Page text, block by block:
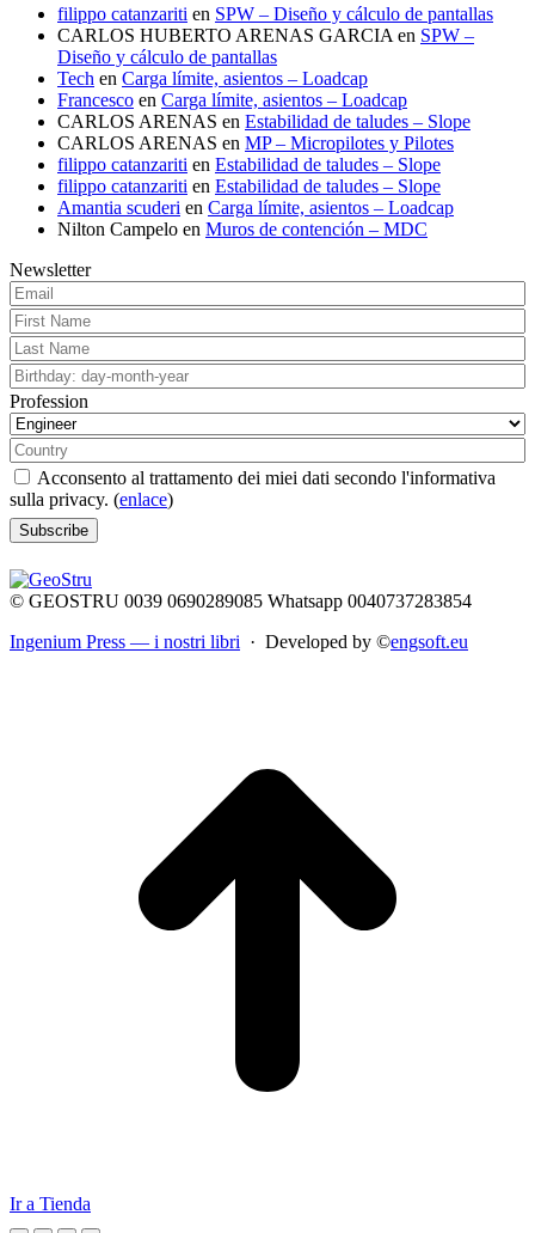
filippo catanzariti en SPW – Diseño y cálculo de pantallas
CARLOS HUBERTO ARENAS GARCIA en SPW –
Diseño y cálculo de pantallas
Tech en Carga límite, asientos – Loadcap
Francesco en Carga límite, asientos – Loadcap
CARLOS ARENAS en Estabilidad de taludes – Slope
CARLOS ARENAS en MP – Micropilotes y Pilotes
filippo catanzariti en Estabilidad de taludes – Slope
filippo catanzariti en Estabilidad de taludes – Slope
Amantia scuderi en Carga límite, asientos – Loadcap
Nilton Campelo en Muros de contención – MDC
Newsletter
Profession
Acconsento al trattamento dei miei dati secondo l'informativa
sulla privacy. (enlace)
© GEOSTRU 0039 0690289085 Whatsapp 0040737283854
Ingenium Press — i nostri libri · Developed by ©engsoft.eu
Ir a Tienda